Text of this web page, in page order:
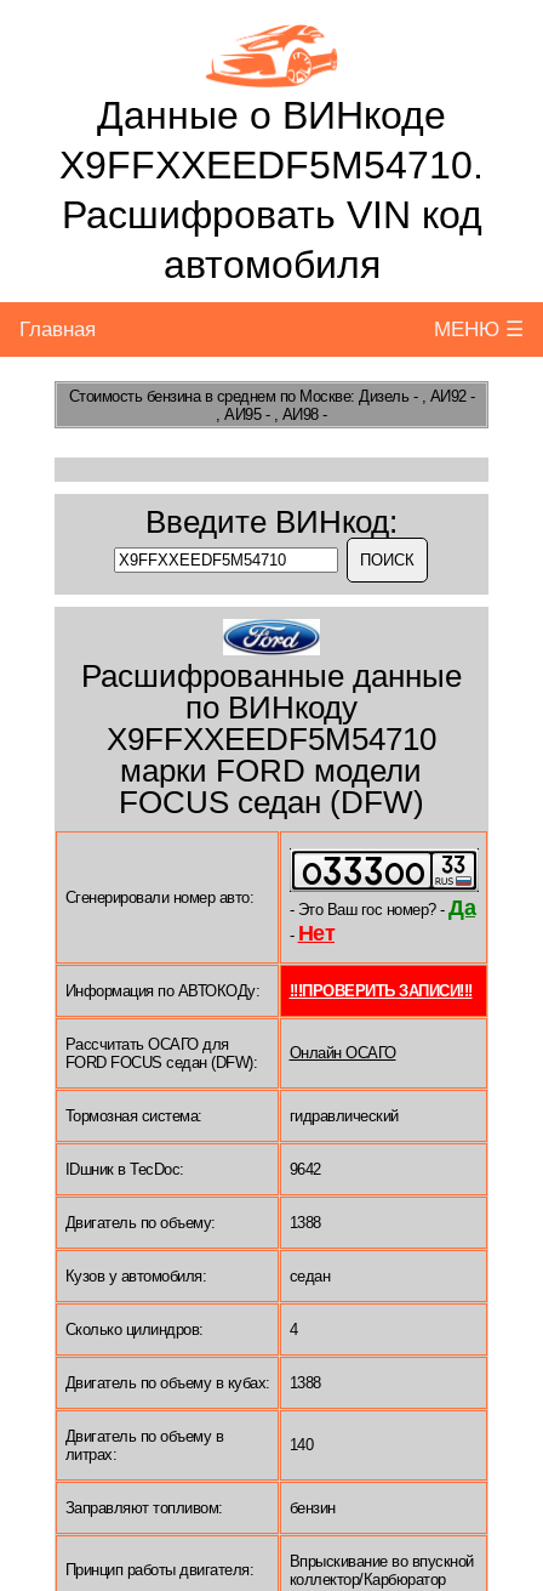
Данные о ВИНкоде
X9FFXXEEDF5M54710.
Расшифровать VIN код
автомобиля
Главная МЕНЮ ☰
Стоимость бензинав среднем по Москве: Дизель - , АИ92 -
, АИ95 - , АИ98 -
Введите ВИНкод:
Расшифрованные данные
по ВИНкоду
X9FFXXEEDF5M54710
марки FORD модели
FOCUS седан (DFW)
Сгенерировали номер авто:
- Это Ваш гос номер? - Да
- Нет
Информация по АВТОКОДу: !!!ПРОВЕРИТЬ ЗАПИСИ!!!
Рассчитать ОСАГО для
FORD FOCUS седан (DFW):
Онлайн ОСАГО
Тормозная система: гидравлический
IDшник в TecDoc: 9642
Двигатель по объему: 1388
Кузов у автомобиля: седан
Сколько цилиндров: 4
Двигатель по объему в кубах: 1388
Двигатель по объему в
литрах:
140
Заправляют топливом: бензин
Принцип работы двигателя:
Впрыскивание во впускной
коллектор/Карбюратор